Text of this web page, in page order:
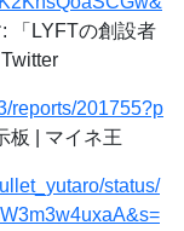
「LYFTの創設者
reports/201755?p
板 | マイネ王
status/